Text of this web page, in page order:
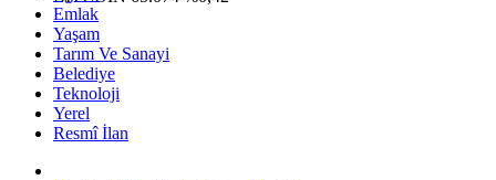
Emlak
Yaşam
Tarım Ve Sanayi
Belediye
Teknoloji
Yerel
Resmî İlan